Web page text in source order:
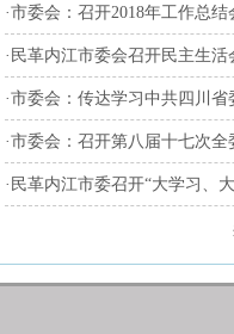
·市委会：召开2018年工作总结
· 民革内江市委会召开民主生活
·市委会：传达学习中共四川
·市委会：召开第八届十七次全
· 民革内江市委召开“大学习、